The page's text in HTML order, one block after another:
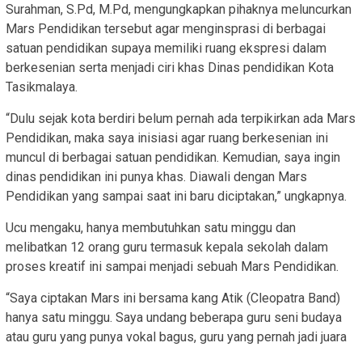
Surahman, S.Pd, M.Pd, mengungkapkan pihaknya meluncurkan
Mars Pendidikan tersebut agar menginsprasi di berbagai
satuan pendidikan supaya memiliki ruang ekspresi dalam
berkesenian serta menjadi ciri khas Dinas pendidikan Kota
Tasikmalaya.
“Dulu sejak kota berdiri belum pernah ada terpikirkan ada Mars
Pendidikan, maka saya inisiasi agar ruang berkesenian ini
muncul di berbagai satuan pendidikan. Kemudian, saya ingin
dinas pendidikan ini punya khas. Diawali dengan Mars
Pendidikan yang sampai saat ini baru diciptakan,” ungkapnya.
Ucu mengaku, hanya membutuhkan satu minggu dan
melibatkan 12 orang guru termasuk kepala sekolah dalam
proses kreatif ini sampai menjadi sebuah Mars Pendidikan.
“Saya ciptakan Mars ini bersama kang Atik (Cleopatra Band)
hanya satu minggu. Saya undang beberapa guru seni budaya
atau guru yang punya vokal bagus, guru yang pernah jadi juara